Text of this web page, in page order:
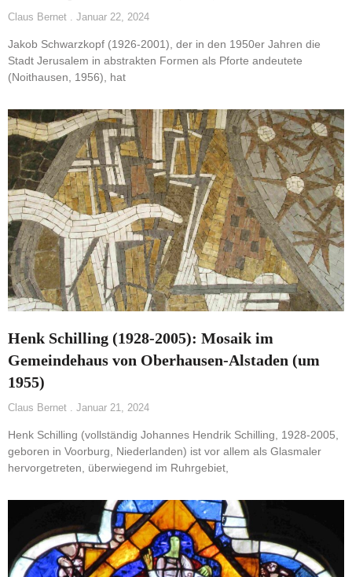
Claus Bernet Januar 22, 2024
Jakob Schwarzkopf (1926-2001), der in den 1950er Jahren die
Stadt Jerusalem in abstrakten Formen als Pforte andeutete
(Noithausen, 1956), hat
Henk Schilling (1928-2005): Mosaik im
Gemeindehaus von Oberhausen-Alstaden (um
1955)
Claus Bernet Januar 21, 2024
Henk Schilling (vollständig Johannes Hendrik Schilling, 1928-2005,
geboren in Voorburg, Niederlanden) ist vor allem als Glasmaler
hervorgetreten, überwiegend im Ruhrgebiet,